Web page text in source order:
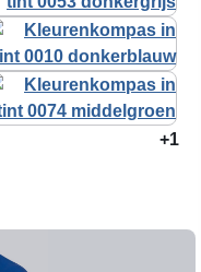
+1